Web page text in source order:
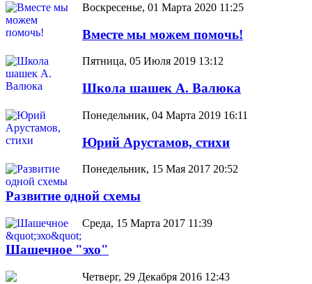
Воскресенье, 01 Марта 2020 11:25
Вместе мы можем помочь!
Пятница, 05 Июля 2019 13:12
Школа шашек А. Валюка
Понедельник, 04 Марта 2019 16:11
Юрий Арустамов, стихи
Понедельник, 15 Мая 2017 20:52
Развитие одной схемы
Среда, 15 Марта 2017 11:39
Шашечное "эхо"
Четверг, 29 Декабря 2016 12:43